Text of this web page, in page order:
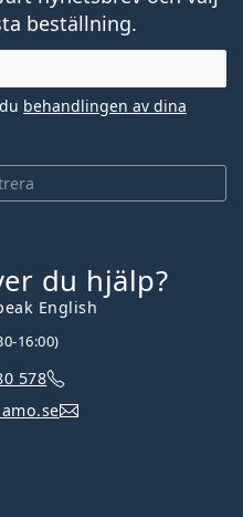
beställning.
behandlingen av dina
du hjälp?
English
16:00)
578